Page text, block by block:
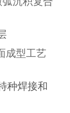
成型工艺
种焊接和